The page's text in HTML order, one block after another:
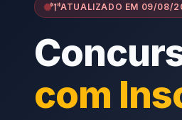
ATUALIZADO EM 09/08/
com